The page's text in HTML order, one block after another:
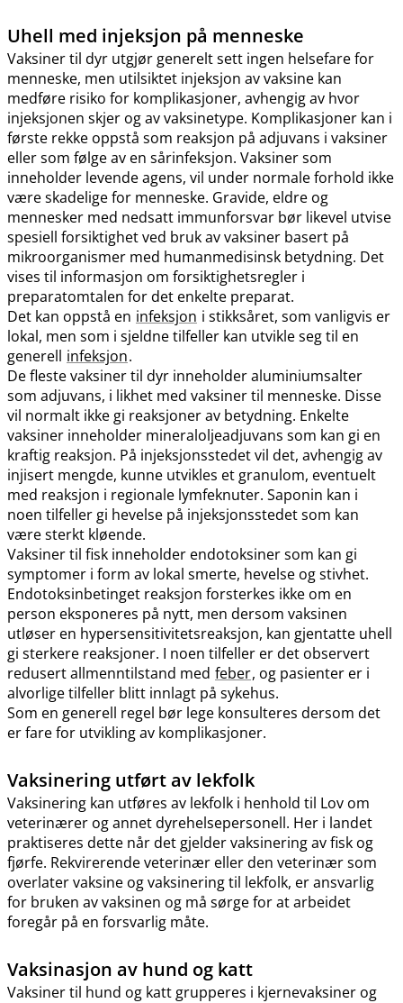
Uhell med injeksjon på menneske
Vaksiner til dyr utgjør generelt sett ingen helsefare for
menneske, men utilsiktet injeksjon av vaksine kan
medføre risiko for komplikasjoner, avhengig av hvor
injeksjonen skjer og av vaksinetype. Komplikasjoner kan i
første rekke oppstå som reaksjon på adjuvans i vaksiner
eller som følge av en sårinfeksjon. Vaksiner som
inneholder levende agens, vil under normale forhold ikke
være skadelige for menneske. Gravide, eldre og
mennesker med nedsatt immunforsvar bør likevel utvise
spesiell forsiktighet ved bruk av vaksiner basert på
mikroorganismer med humanmedisinsk betydning. Det
vises til informasjon om forsiktighetsregler i
preparatomtalen for det enkelte preparat.
Det kan oppstå en infeksjon i stikksåret, som vanligvis er
lokal, men som i sjeldne tilfeller kan utvikle seg til en
generell infeksjon.
De fleste vaksiner til dyr inneholder aluminiumsalter
som adjuvans, i likhet med vaksiner til menneske. Disse
vil normalt ikke gi reaksjoner av betydning. Enkelte
vaksiner inneholder mineraloljeadjuvans som kan gi en
kraftig reaksjon. På injeksjonsstedet vil det, avhengig av
injisert mengde, kunne utvikles et granulom, eventuelt
med reaksjon i regionale lymfeknuter. Saponin kan i
noen tilfeller gi hevelse på injeksjonsstedet som kan
være sterkt kløende.
Vaksiner til fisk inneholder endotoksiner som kan gi
symptomer i form av lokal smerte, hevelse og stivhet.
Endotoksinbetinget reaksjon forsterkes ikke om en
person eksponeres på nytt, men dersom vaksinen
utløser en hypersensitivitetsreaksjon, kan gjentatte uhell
gi sterkere reaksjoner. I noen tilfeller er det observert
redusert allmenntilstand med feber, og pasienter er i
alvorlige tilfeller blitt innlagt på sykehus.
Som en generell regel bør lege konsulteres dersom det
er fare for utvikling av komplikasjoner.
Vaksinering utført av lekfolk
Vaksinering kan utføres av lekfolk i henhold til Lov om
veterinærer og annet dyrehelsepersonell. Her i landet
praktiseres dette når det gjelder vaksinering av fisk og
fjørfe. Rekvirerende veterinær eller den veterinær som
overlater vaksine og vaksinering til lekfolk, er ansvarlig
for bruken av vaksinen og må sørge for at arbeidet
foregår på en forsvarlig måte.
Vaksinasjon av hund og katt
Vaksiner til hund og katt grupperes i kjernevaksiner og